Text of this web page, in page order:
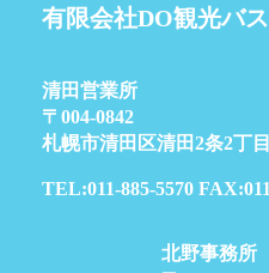
有限会社DO観光バス
清田営業所
〒004-0842
札幌市清田区清田2条2丁
TEL:011-885-5570
北野事務所